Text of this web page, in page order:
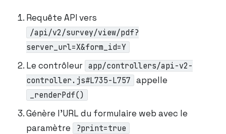
Requête API vers
/api/v2/survey/view/pdf?
server_url=X&form_id=Y
Le contrôleur app/controllers/api-v2-
controller.js#L735-L757
appelle
_renderPdf()
Génère l’URL du formulaire web avec le
paramètre
?print=true